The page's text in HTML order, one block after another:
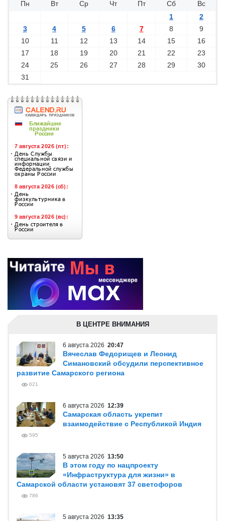
Пн Вт Ср Чт Пт Сб
Вс
1
2
3
4 5 6 7 8
9
10
11 12 13 14 15
16
17
18 19 20 21 22
23
24
25 26 27 28 29
30
31
В ЦЕНТРЕ ВНИМАНИЯ
6 августа 2026 20:47
Вячеслав Федорищев и Леонид
Симановский обсудили перспективное
развитие Самарского региона
621
6 августа 2026 12:39
Самарская область укрепит
взаимодействие с Республикой Индия
595
5 августа 2026 13:50
В этом году по нацпроекту
«Инфраструктура для жизни» в
Самарской области установят 37 светофоров
786
5 августа 2026 13:35